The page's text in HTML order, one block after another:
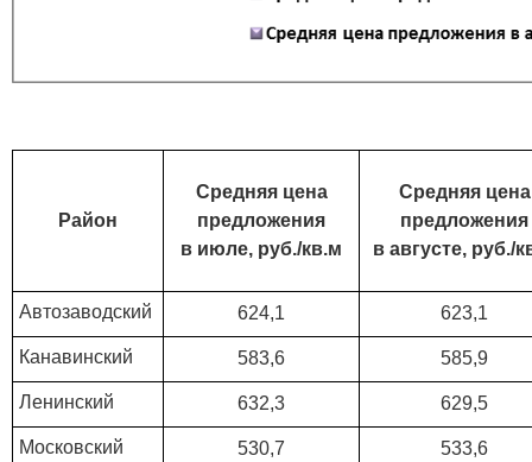
Район
Средняя цена
предложения
в июле, руб./кв.м
Средняя цена
предложения
в августе, руб./
Автозаводский 624,1 623,1
Канавинский 583,6 585,9
Ленинский 632,3 629,5
Московский 530,7 533,6